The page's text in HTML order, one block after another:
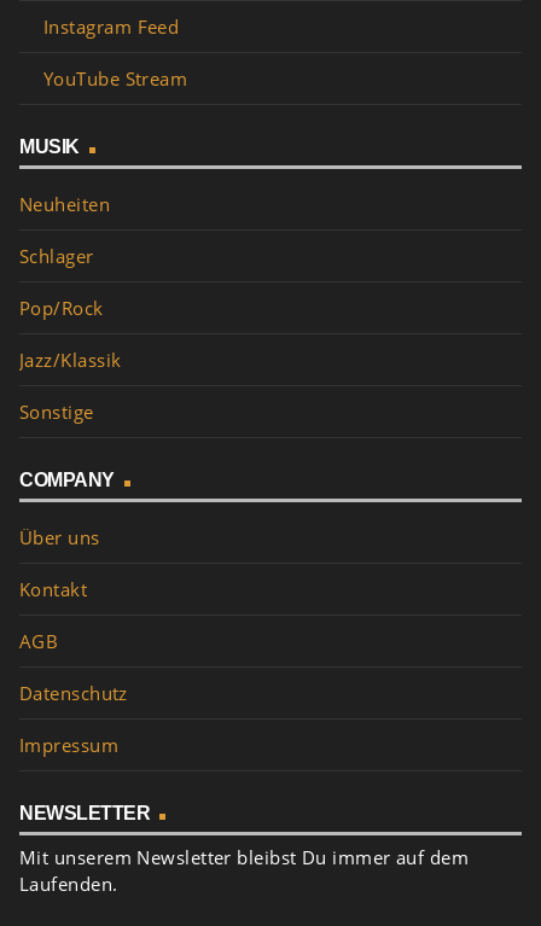
Instagram Feed
YouTube Stream
MUSIK
Neuheiten
Schlager
Pop/Rock
Jazz/Klassik
Sonstige
COMPANY
Über uns
Kontakt
AGB
Datenschutz
Impressum
NEWSLETTER
Mit unserem Newsletter bleibst Du immer auf dem
Laufenden.